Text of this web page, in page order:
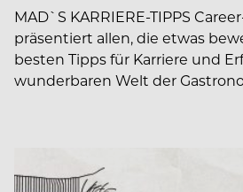
MAD`S KARRIERE-TIPPS
präsentiert allen, die etwas
besten Tipps für Karriere und
wunderbaren Welt der